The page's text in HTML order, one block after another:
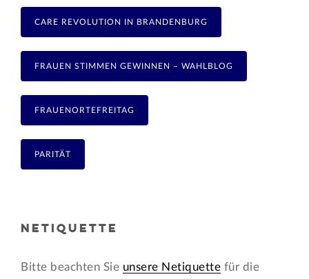
CARE REVOLUTION IN BRANDENBURG
FRAUEN STIMMEN GEWINNEN – WAHLBLOG
FRAUENORTEFREITAG
PARITÄT
NETIQUETTE
Bitte beachten Sie unsere Netiquette für die